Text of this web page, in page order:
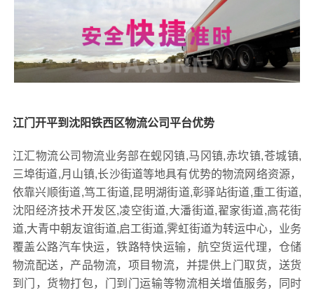
江门开平到沈阳铁西区物流公司平台优势
江汇物流公司物流业务部在蚬冈镇,马冈镇,赤坎镇,苍城镇,
三埠街道,月山镇,长沙街道等地具有优势的物流网络资源，
依靠兴顺街道,笃工街道,昆明湖街道,彰驿站街道,重工街道,
沈阳经济技术开发区,凌空街道,大潘街道,翟家街道,高花街
道,大青中朝友谊街道,启工街道,霁虹街道为转运中心，业务
覆盖公路汽车快运，铁路特快运输，航空货运代理，仓储
物流配送，产品物流，项目物流，并提供上门取货，送货
到门，货物打包，门到门运输等物流相关增值服务，同时